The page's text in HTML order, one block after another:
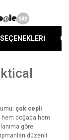
çok cepli
hem doğada hem
göre
düzenli